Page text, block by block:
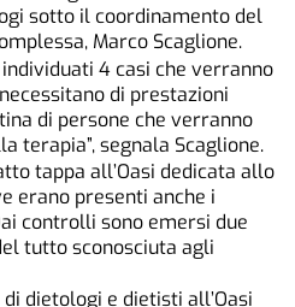
sotto il coordinamento del
Marco Scaglione.
4 casi che verranno
di prestazioni
di persone che verranno
terapia”, segnala Scaglione.
tappa all’Oasi dedicata allo
erano presenti anche i
controlli sono emersi due
tutto sconosciuta agli
dietologi e dietisti all’Oasi